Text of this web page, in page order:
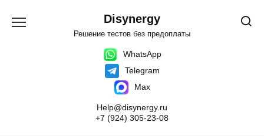
содержанию
Disynergy
Решение тестов без предоплаты
WhatsApp
Telegram
Max
Help@disynergy.ru
+7 (924) 305-23-08